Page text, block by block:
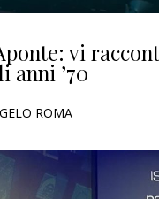
vi
anni ’70
ROMA